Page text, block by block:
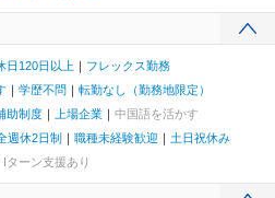
日120日以上
フレックス勤務
学歴不問
転勤なし（勤務地限定）
助制度 上場企業
中国語を活かす
週休2日制 職種未経験歓迎
土日祝休み
Iターン支援あり